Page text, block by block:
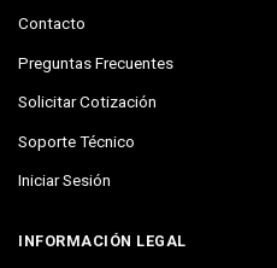
Contacto
Preguntas Frecuentes
Solicitar Cotización
Soporte Técnico
Iniciar Sesión
INFORMACIÓN LEGAL